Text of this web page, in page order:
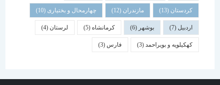
کردستان(13) مازندران(12) چهارمحال و بختیاری (10)
بوشهر کرمانشاه(5) لرستان (4)
کهکیلویه و بویراحمد(3) فارس